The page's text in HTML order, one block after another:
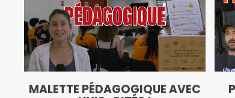
MALETTE PÉDAGOGIQUE AVEC